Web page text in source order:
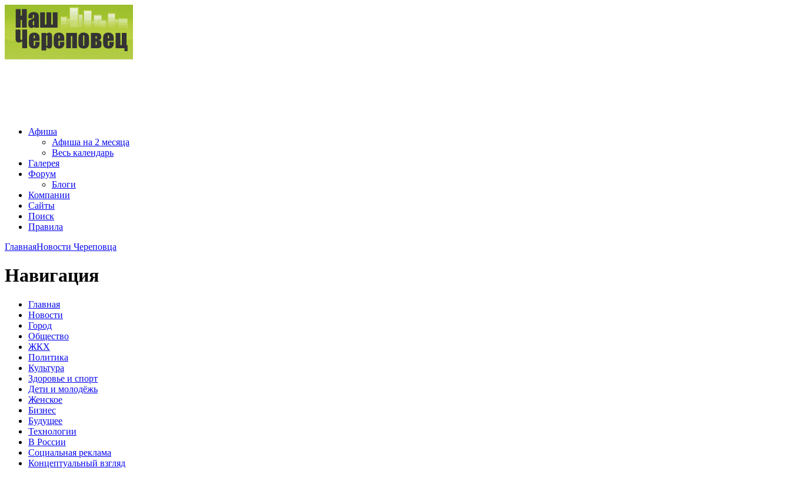
Афиша
Афиша на 2 месяца
Весь календарь
Галерея
Форум
Блоги
Компании
Сайты
Поиск
Правила
ГлавнаяНовости Череповца
Навигация
Главная
Новости
Город
Общество
ЖКХ
Политика
Культура
Здоровье и спорт
Дети и молодёжь
Женское
Бизнес
Будущее
Технологии
В России
Социальная реклама
Концептуальный взгляд